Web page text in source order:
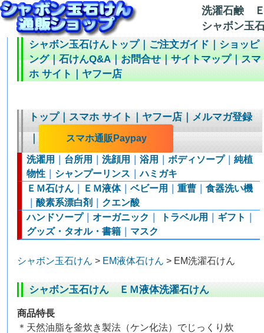
洗濯石鹸 Ｅ
シャボン玉
シャボン玉石けんトップ｜ご注文ガイド｜ショッピ
ング｜石けんQ&A｜お問合せ｜サイトマップ｜スマ
ホ サイト｜ヤフー店
トップ｜スマホ サイト｜ヤフー店｜メルマガ登録
｜
スマホ通販Paypay
洗濯用 台所用 ｜洗顔用 ｜浴用 ｜ボディソープ｜純植
物性
シャンプーリンス ｜ハミガキ
ＥＭ石けん
ＥＭ液体｜ベビー用 ｜重曹 ｜食器洗い機
｜酸素系漂白剤
クエン酸
ハンドソープ｜オーガニック トラベル用 ギフト
グッズ・タオル・書籍
マスク
シャボン玉石けん > EM液体石けん > EM洗濯石けん
シャボン玉石けん ＥＭ液体洗濯石けん
商品特長
＊天然油脂を釜炊き製法（ケン化法）でじっくり炊